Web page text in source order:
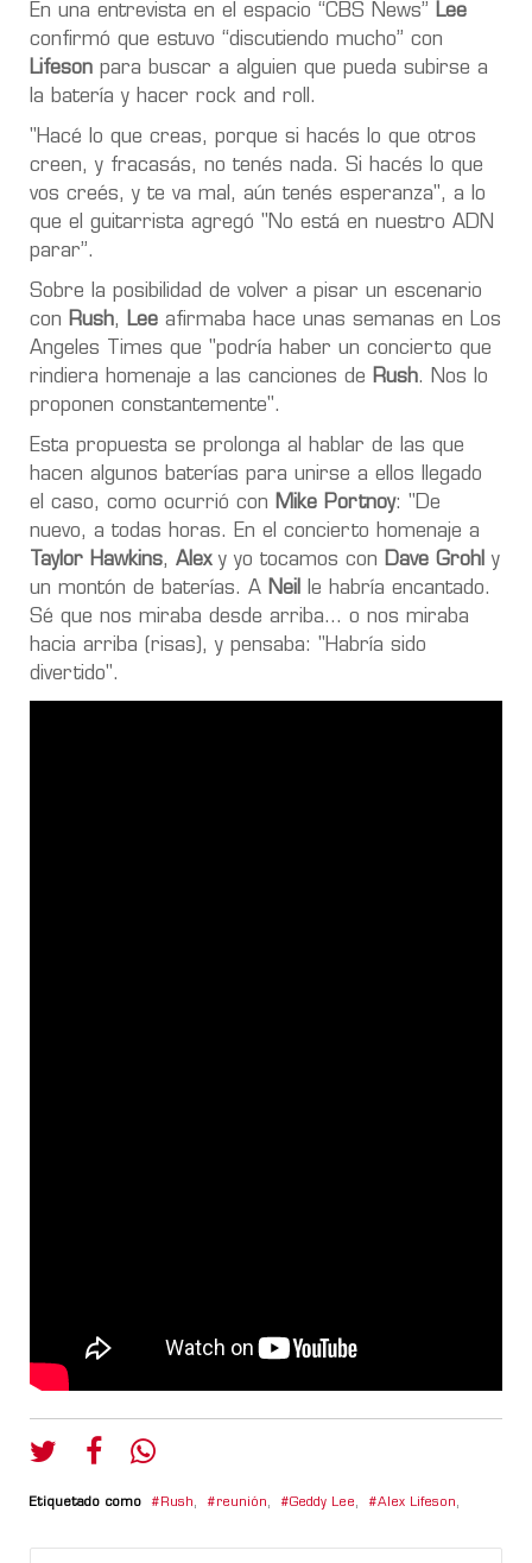
En una entrevista en el espacio “CBS News” Lee
confirmó que estuvo “discutiendo mucho” con
Lifeson para buscar a alguien que pueda subirse a
la batería y hacer rock and roll.
"Hacé lo que creas, porque si hacés lo que otros
creen, y fracasás, no tenés nada. Si hacés lo que
vos creés, y te va mal, aún tenés esperanza", a lo
que el guitarrista agregó "No está en nuestro ADN
parar”.
Sobre la posibilidad de volver a pisar un escenario
con Rush, Lee afirmaba hace unas semanas en Los
Angeles Times que "podría haber un concierto que
rindiera homenaje a las canciones de Rush. Nos lo
proponen constantemente".
Esta propuesta se prolonga al hablar de las que
hacen algunos baterías para unirse a ellos llegado
el caso, como ocurrió con
Mike Portnoy: "De
nuevo, a todas horas. En el concierto homenaje a
Taylor Hawkins, Alexy yo tocamos con Dave Grohl y
un montón de baterías. A Neil
le habría encantado.
Sé que nos miraba desde arriba… o nos miraba
hacia arriba (risas), y pensaba: "Habría sido
divertido".
Etiquetado como Rush, reunión, Geddy Lee, Alex Lifeson,